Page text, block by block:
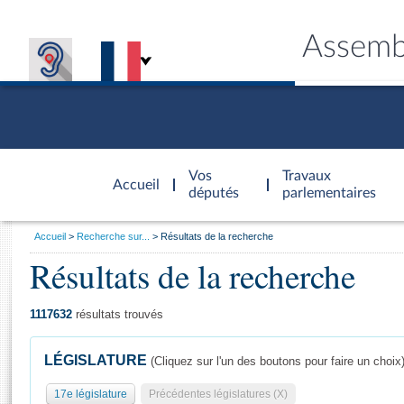
Accueil
d'accueil
Vos
députés
Travaux
parlementaires
Général
Vous
Accueil Recherche sur... Résultats de la recherche
Résultats de la recherche
1117632 résultats trouvés
LÉGISLATURE (Cliquez sur l'un des boutons pour faire un choix)
17e législature Précédentes législatures (X)